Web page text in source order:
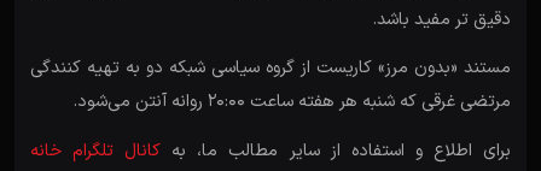
دقیق تر مفید باشد.
مستند «بدون مرز» کاریست از گروه سیاسی شبکه دو به تهیه کنندگی
مرتضی غرقی که شنبه هر هفته ساعت 20:00 روانه آنتن می‌شود.
برای اطلاع و استفاده از سایر مطالب ما، به کانال تلگرام خانه